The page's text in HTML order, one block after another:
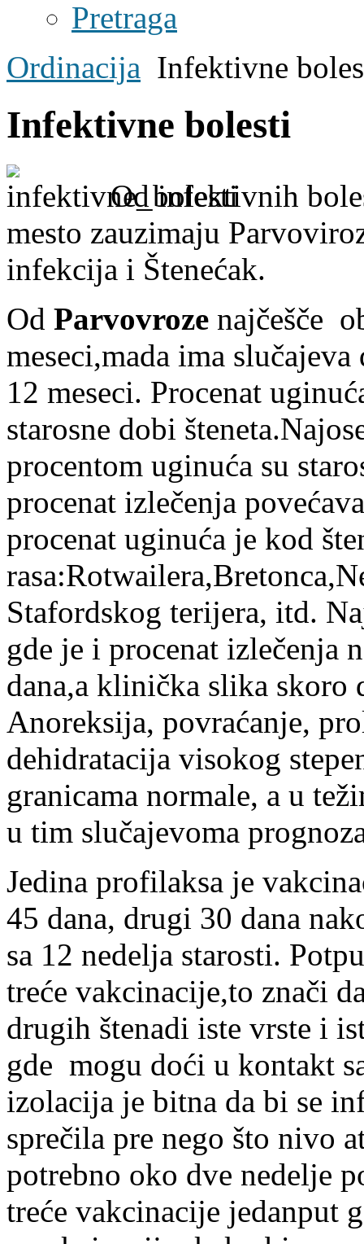
Pretraga
Ordinacija Infektivne
Infektivne bolesti
Od infektivnih
mesto zauzimaju
infekcija i Štenećak.
Od Parvovroze najčešče
meseci,mada ima
12 meseci. Procenat
starosne dobi
procentom uginuća su
procenat izlečenja
procenat uginuća je kod
Stafordskog terijera, itd.
gde je i procenat izlečenja
dana,a klinička slika skoro
Anoreksija, povraćanje,
dehidratacija visokog
granicama normale, a u
u tim slučajevoma
Jedina profilaksa je
45 dana, drugi 30 dana
sa 12 nedelja starosti.
treće vakcinacije,to znači
drugih štenadi iste vrste i
gde mogu doći u kontakt
izolacija je bitna da bi se
sprečila pre nego što nivo
potrebno oko dve nedelje
treće vakcinacije jedanput